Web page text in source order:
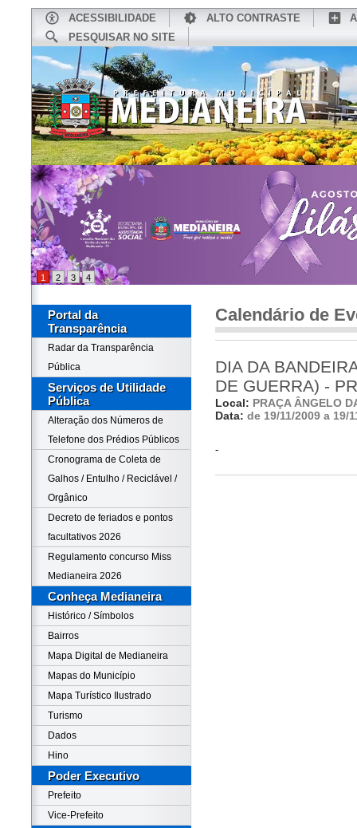
ACESSIBILIDADE ALTO CONTRASTE
PESQUISAR NO SITE
CONHEÇA MEDIANEIRA
1 2 3 4
Portal da
Transparência
Radar da Transparência
Pública
Serviços de Utilidade
Pública
Alteração dos Números de
Telefone dos Prédios Públicos
Cronograma de Coleta de
Galhos / Entulho / Reciclável /
Orgânico
Decreto de feriados e pontos
facultativos 2026
Regulamento concurso Miss
Medianeira 2026
Conheça Medianeira
Histórico / Símbolos
Bairros
Mapa Digital de Medianeira
Mapas do Município
Mapa Turístico Ilustrado
Turismo
Dados
Hino
Poder Executivo
Prefeito
Vice-Prefeito
Calendário de
DIA DA
DE GUERRA) -
Local: PRAÇA ÂNGELO
Data: de 19/11/2009 a 19/
-